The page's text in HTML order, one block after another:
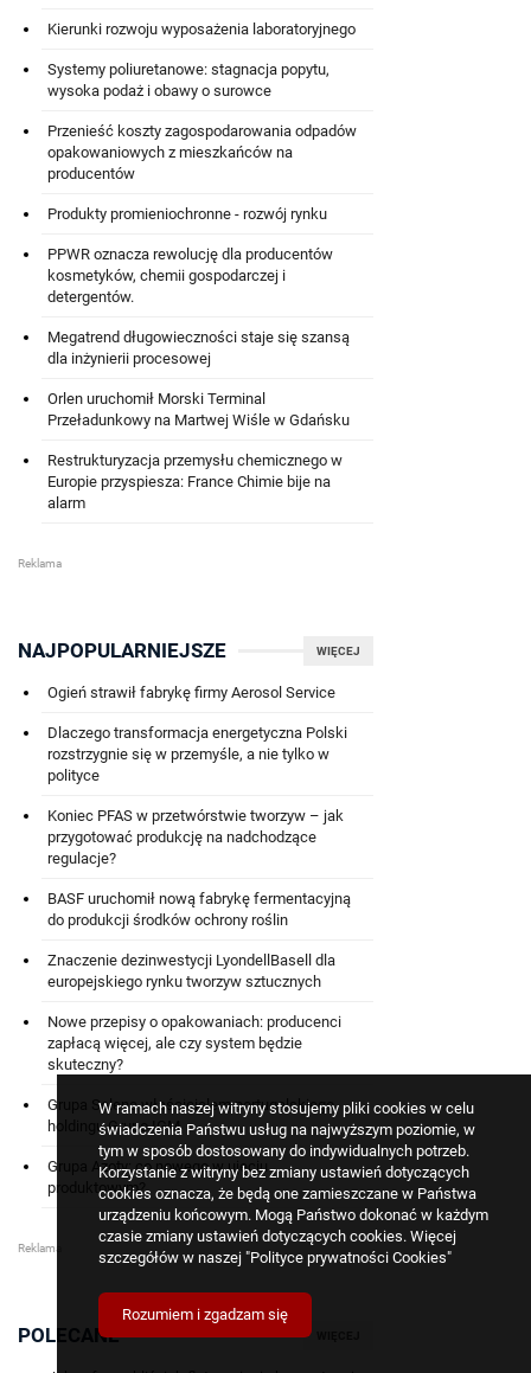
W ramach naszej witryny stosujemy pliki cookies w celu
świadczenia Państwu usług na najwyższym poziomie, w
tym w sposób dostosowany do indywidualnych potrzeb.
Korzystanie z witryny bez zmiany ustawień dotyczących
cookies oznacza, że będą one zamieszczane w Państwa
urządzeniu końcowym. Mogą Państwo dokonać w każdym
czasie zmiany ustawień dotyczących cookies. Więcej
szczegółów w naszej "Polityce prywatności Cookies"
Rozumiem i zgadzam się
Kierunki rozwoju wyposażenia laboratoryjnego
Systemy poliuretanowe: stagnacja popytu,
wysoka podaż i obawy o surowce
Przenieść koszty zagospodarowania odpadów
opakowaniowych z mieszkańców na
producentów
Produkty promieniochronne - rozwój rynku
PPWR oznacza rewolucję dla producentów
kosmetyków, chemii gospodarczej i
detergentów.
Megatrend długowieczności staje się szansą
dla inżynierii procesowej
Orlen uruchomił Morski Terminal
Przeładunkowy na Martwej Wiśle w Gdańsku
Restrukturyzacja przemysłu chemicznego w
Europie przyspiesza: France Chimie bije na
alarm
WIĘCEJ
NAJPOPULARNIEJSZE
Ogień strawił fabrykę firmy Aerosol Service
Dlaczego transformacja energetyczna Polski
rozstrzygnie się w przemyśle, a nie tylko w
polityce
Koniec PFAS w przetwórstwie tworzyw – jak
przygotować produkcję na nadchodzące
regulacje?
BASF uruchomił nową fabrykę fermentacyjną
do produkcji środków ochrony roślin
Znaczenie dezinwestycji LyondellBasell dla
europejskiego rynku tworzyw sztucznych
Nowe przepisy o opakowaniach: producenci
zapłacą więcej, ale czy system będzie
skuteczny?
Grupa Selena właścicielem portugalskiego
holdingu Grupo IGM
Grupa Azoty: co nowego w ujęciu
produktowym?
POLECANE